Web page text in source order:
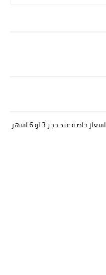
لحجز الاعلانات البنرات والجيست بوست اسعار خاصة عند حجز 3 او 6 اشهر